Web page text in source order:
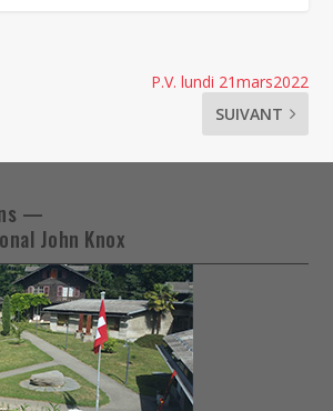
P.V. lundi 21mars2022
SUIVANT
—
John Knox